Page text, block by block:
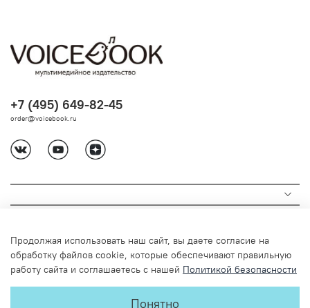
+7 (495) 649-82-45
order@voicebook.ru
Продолжая использовать наш сайт, вы даете согласие на
обработку файлов cookie, которые обеспечивают правильную
работу сайта и соглашаетесь с нашей Политикой безопасности
Понятно